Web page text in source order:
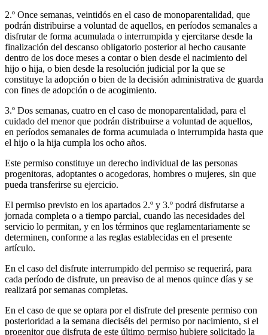
2.º Once semanas, veintidós en el caso de monoparentalidad, que
podrán distribuirse a voluntad de aquellos, en períodos semanales a
disfrutar de forma acumulada o interrumpida y ejercitarse desde la
finalización del descanso obligatorio posterior al hecho causante
dentro de los doce meses a contar o bien desde el nacimiento del
hijo o hija, o bien desde la resolución judicial por la que se
constituye la adopción o bien de la decisión administrativa de guarda
con fines de adopción o de acogimiento.
3.º Dos semanas, cuatro en el caso de monoparentalidad, para el
cuidado del menor que podrán distribuirse a voluntad de aquellos,
en períodos semanales de forma acumulada o interrumpida hasta que
el hijo o la hija cumpla los ocho años.
Este permiso constituye un derecho individual de las personas
progenitoras, adoptantes o acogedoras, hombres o mujeres, sin que
pueda transferirse su ejercicio.
El permiso previsto en los apartados 2.º y 3.º podrá disfrutarse a
jornada completa o a tiempo parcial, cuando las necesidades del
servicio lo permitan, y en los términos que reglamentariamente se
determinen, conforme a las reglas establecidas en el presente
artículo.
En el caso del disfrute interrumpido del permiso se requerirá, para
cada período de disfrute, un preaviso de al menos quince días y se
realizará por semanas completas.
En el caso de que se optara por el disfrute del presente permiso con
posterioridad a la semana dieciséis del permiso por nacimiento, si el
progenitor que disfruta de este último permiso hubiere solicitado la